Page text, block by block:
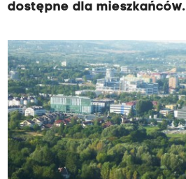
dostępne dla mieszkańców.